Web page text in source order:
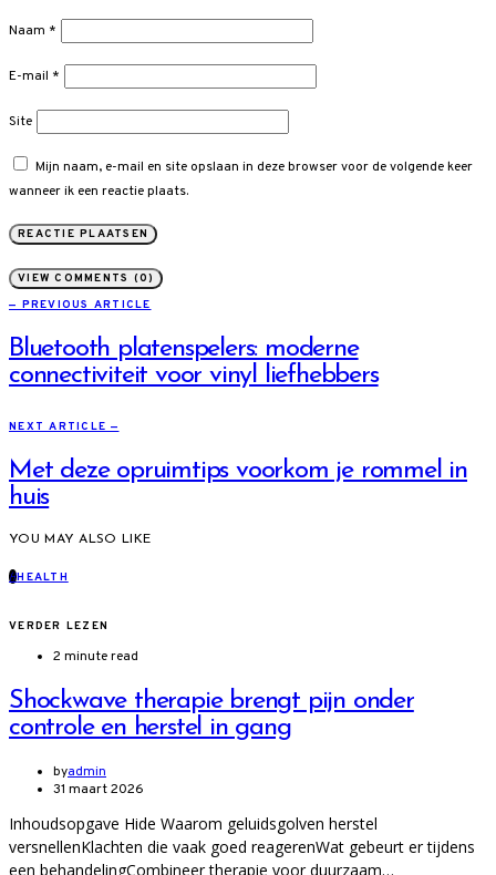
Naam *
E-mail *
Site
Mijn naam, e-mail en site opslaan in deze browser voor de volgende keer
wanneer ik een reactie plaats.
VIEW COMMENTS (0)
— PREVIOUS ARTICLE
Bluetooth platenspelers: moderne
connectiviteit voor vinyl liefhebbers
NEXT ARTICLE —
Met deze opruimtips voorkom je rommel in
huis
YOU MAY ALSO LIKE
HHEALTH
VERDER LEZEN
2 minute read
Shockwave therapie brengt pijn onder
controle en herstel in gang
byadmin
31 maart 2026
Inhoudsopgave Hide Waarom geluidsgolven herstel
versnellenKlachten die vaak goed reagerenWat gebeurt er tijdens
een behandelingCombineer therapie voor duurzaam…